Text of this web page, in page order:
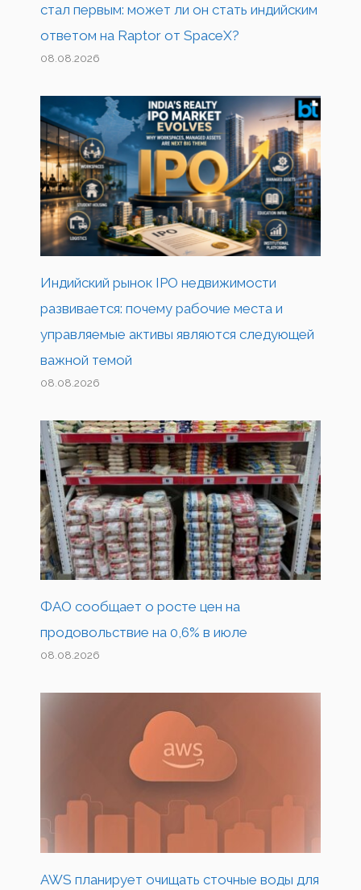
стал первым: может ли он стать индийским
ответом на Raptor от SpaceX?
08.08.2026
Индийский рынок IPO недвижимости
развивается: почему рабочие места и
управляемые активы являются следующей
важной темой
08.08.2026
ФАО сообщает о росте цен на
продовольствие на 0,6% в июле
08.08.2026
AWS планирует очищать сточные воды для